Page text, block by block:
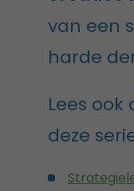
van een
harde
Lees
deze